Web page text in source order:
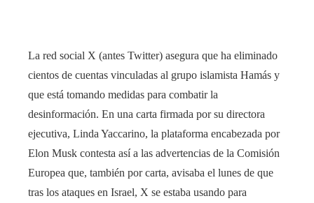
La red social X (antes Twitter) asegura que ha eliminado
cientos de cuentas vinculadas al grupo islamista Hamás y
que está tomando medidas para combatir la
desinformación. En una carta firmada por su directora
ejecutiva, Linda Yaccarino, la plataforma encabezada por
Elon Musk contesta así a las advertencias de la Comisión
Europea que, también por carta, avisaba el lunes de que
tras los ataques en Israel, X se estaba usando para